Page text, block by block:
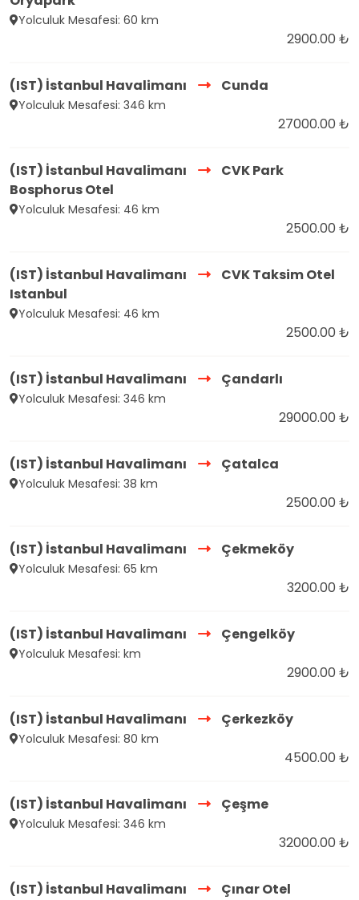
Yolculuk Mesafesi: 60 km
2900.00 ₺
(IST) İstanbul Havalimanı Cunda
Yolculuk Mesafesi: 346 km
27000.00 ₺
(IST) İstanbul Havalimanı
CVK Park
Bosphorus Otel
Yolculuk Mesafesi: 46 km
2500.00 ₺
(IST) İstanbul Havalimanı
CVK Taksim Otel
Istanbul
Yolculuk Mesafesi: 46 km
2500.00 ₺
(IST) İstanbul Havalimanı Çandarlı
Yolculuk Mesafesi: 346 km
29000.00 ₺
(IST) İstanbul Havalimanı Çatalca
Yolculuk Mesafesi: 38 km
2500.00 ₺
(IST) İstanbul Havalimanı Çekmeköy
Yolculuk Mesafesi: 65 km
3200.00 ₺
(IST) İstanbul Havalimanı Çengelköy
Yolculuk Mesafesi: km
2900.00 ₺
(IST) İstanbul Havalimanı Çerkezköy
Yolculuk Mesafesi: 80 km
4500.00 ₺
(IST) İstanbul Havalimanı Çeşme
Yolculuk Mesafesi: 346 km
32000.00 ₺
(IST) İstanbul Havalimanı Çınar Otel